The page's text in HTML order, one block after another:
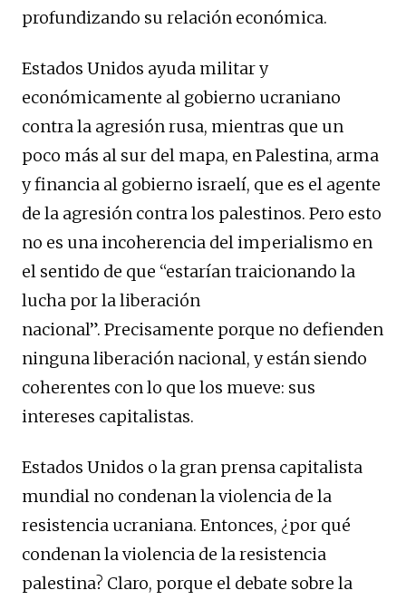
profundizando su relación económica.
Estados Unidos ayuda militar y
económicamente al gobierno ucraniano
contra la agresión rusa, mientras que un
poco más al sur del mapa, en Palestina, arma
y financia al gobierno israelí, que es el agente
de la agresión contra los palestinos. Pero esto
no es una incoherencia del imperialismo en
el sentido de que “estarían traicionando la
lucha por la liberación
nacional”. Precisamente porque no defienden
ninguna liberación nacional, y están siendo
coherentes con lo que los mueve: sus
intereses capitalistas.
Estados Unidos o la gran prensa capitalista
mundial no condenan la violencia de la
resistencia ucraniana. Entonces, ¿por qué
condenan la violencia de la resistencia
palestina? Claro, porque el debate sobre la